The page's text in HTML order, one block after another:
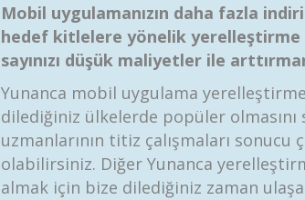
Mobil uygulamanızın daha fazla
hedef kitlelere yönelik yerelleştirme
sayınızı düşük maliyetler ile
Yunanca mobil uygulama
dilediğiniz ülkelerde popüler olmasını
uzmanlarının titiz çalışmaları
olabilirsiniz. Diğer Yunanca
almak için bize dilediğiniz zaman